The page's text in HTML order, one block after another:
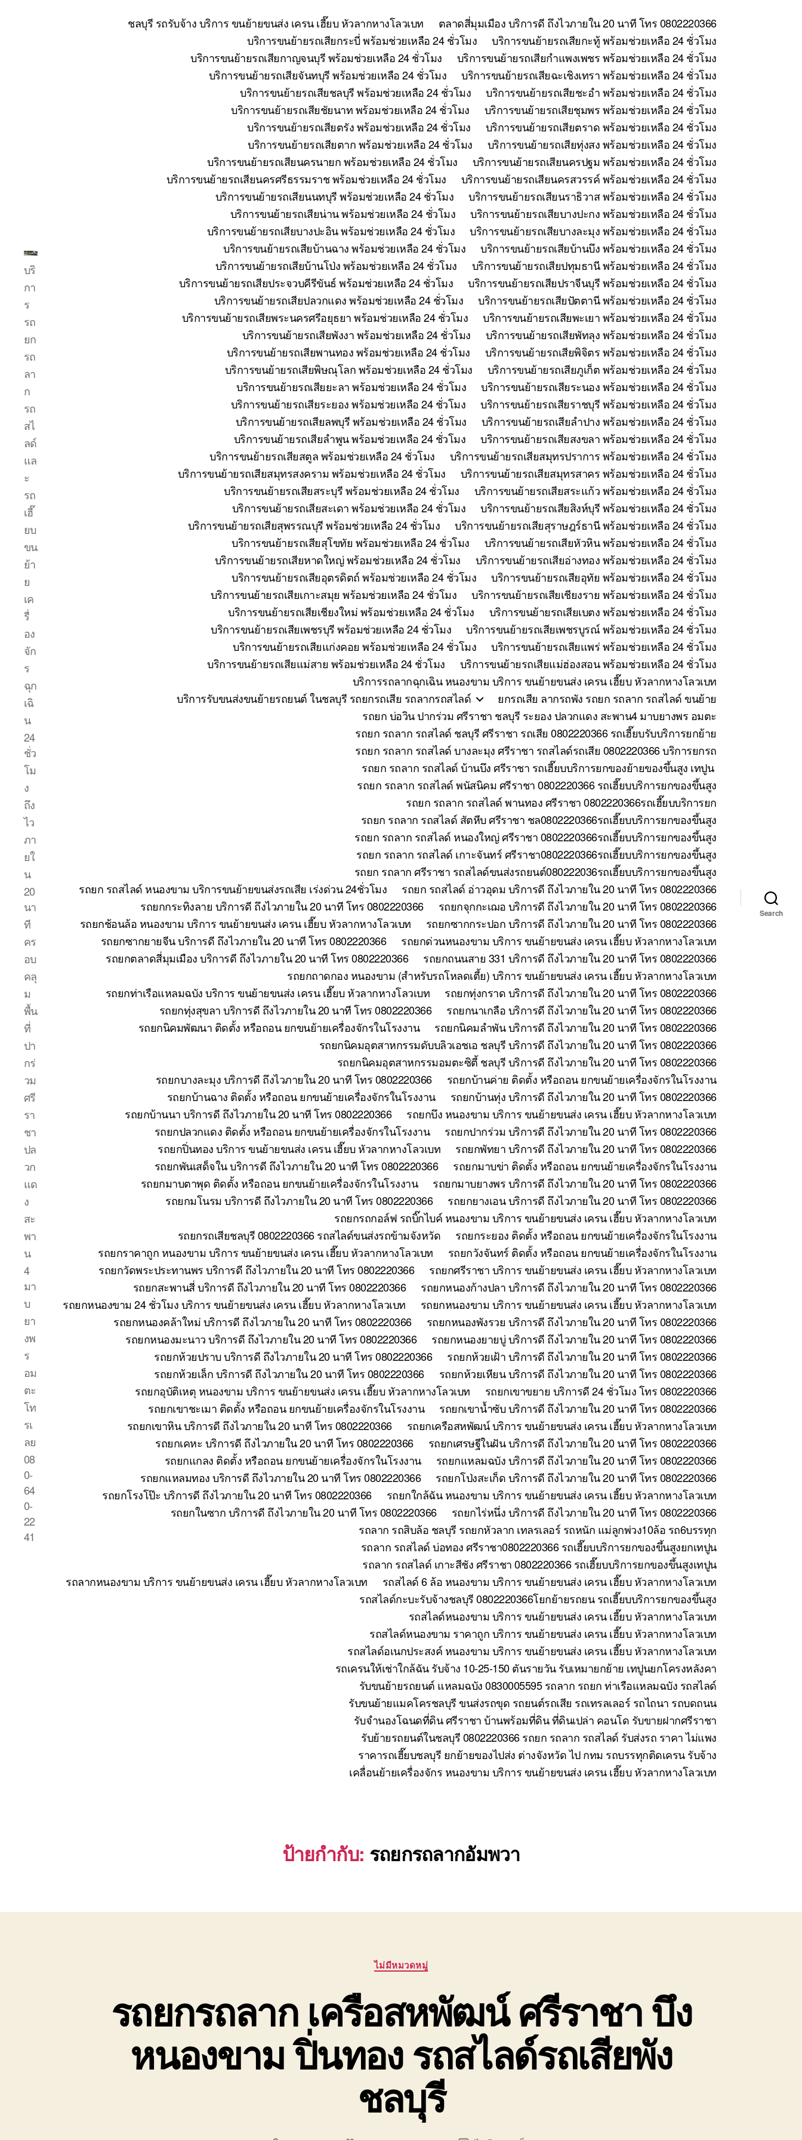
โต้ง
รถยก
บ่อ
วิน
ปาก
ร่วม
ศรีราชา
|
รถ
สไลด์
รถ
เฮี๊ยบ
24
ชม.
บริ
กา
ร
รถ
ยก
รถ
ลา
ก
รถ
สไ
ลด์
แล
ะ
รถ
เฮี๊
ยบ
ขน
ย้า
ย
เค
รื่
อง
จัก
ร
ฉุก
เฉิ
น
24
ชั่ว
โม
ง
ถึง
ไว
ภา
ยใ
น
20
นา
ที
คร
อบ
คลุ
ม
พื้น
ที่
ปา
กร่
วม
ศรี
รา
ชา
ปล
วก
แด
ง
สะ
พา
น
4
มา
บ
ยา
งพ
ร
อม
ตะ
โท
รเ
ลย
08
0-
64
0-
22
41
ชลบุรี รถรับจ้าง บริการ ขนย้ายขนส่ง เครน เฮี๊ยบ หัวลากหางโลวเบท
ตลาดสี่มุมเมือง บริการดี ถึงไวภายใน 20 นาที โทร 0802220366
บริการขนย้ายรถเสียกระบี่ พร้อมช่วยเหลือ 24 ชั่วโมง
บริการขนย้ายรถเสียกะทู้ พร้อมช่วยเหลือ 24 ชั่วโมง
บริการขนย้ายรถเสียกาญจนบุรี พร้อมช่วยเหลือ 24 ชั่วโมง
บริการขนย้ายรถเสียกำแพงเพชร พร้อมช่วยเหลือ 24 ชั่วโมง
บริการขนย้ายรถเสียจันทบุรี พร้อมช่วยเหลือ 24 ชั่วโมง
บริการขนย้ายรถเสียฉะเชิงเทรา พร้อมช่วยเหลือ 24 ชั่วโมง
บริการขนย้ายรถเสียชลบุรี พร้อมช่วยเหลือ 24 ชั่วโมง
บริการขนย้ายรถเสียชะอำ พร้อมช่วยเหลือ 24 ชั่วโมง
บริการขนย้ายรถเสียชัยนาท พร้อมช่วยเหลือ 24 ชั่วโมง
บริการขนย้ายรถเสียชุมพร พร้อมช่วยเหลือ 24 ชั่วโมง
บริการขนย้ายรถเสียตรัง พร้อมช่วยเหลือ 24 ชั่วโมง
บริการขนย้ายรถเสียตราด พร้อมช่วยเหลือ 24 ชั่วโมง
บริการขนย้ายรถเสียตาก พร้อมช่วยเหลือ 24 ชั่วโมง
บริการขนย้ายรถเสียทุ่งสง พร้อมช่วยเหลือ 24 ชั่วโมง
บริการขนย้ายรถเสียนครนายก พร้อมช่วยเหลือ 24 ชั่วโมง
บริการขนย้ายรถเสียนครปฐม พร้อมช่วยเหลือ 24 ชั่วโมง
บริการขนย้ายรถเสียนครศรีธรรมราช พร้อมช่วยเหลือ 24 ชั่วโมง
บริการขนย้ายรถเสียนครสวรรค์ พร้อมช่วยเหลือ 24 ชั่วโมง
บริการขนย้ายรถเสียนนทบุรี พร้อมช่วยเหลือ 24 ชั่วโมง
บริการขนย้ายรถเสียนราธิวาส พร้อมช่วยเหลือ 24 ชั่วโมง
บริการขนย้ายรถเสียน่าน พร้อมช่วยเหลือ 24 ชั่วโมง
บริการขนย้ายรถเสียบางปะกง พร้อมช่วยเหลือ 24 ชั่วโมง
บริการขนย้ายรถเสียบางปะอิน พร้อมช่วยเหลือ 24 ชั่วโมง
บริการขนย้ายรถเสียบางละมุง พร้อมช่วยเหลือ 24 ชั่วโมง
บริการขนย้ายรถเสียบ้านฉาง พร้อมช่วยเหลือ 24 ชั่วโมง
บริการขนย้ายรถเสียบ้านบึง พร้อมช่วยเหลือ 24 ชั่วโมง
บริการขนย้ายรถเสียบ้านโป่ง พร้อมช่วยเหลือ 24 ชั่วโมง
บริการขนย้ายรถเสียปทุมธานี พร้อมช่วยเหลือ 24 ชั่วโมง
บริการขนย้ายรถเสียประจวบคีรีขันธ์ พร้อมช่วยเหลือ 24 ชั่วโมง
บริการขนย้ายรถเสียปราจีนบุรี พร้อมช่วยเหลือ 24 ชั่วโมง
บริการขนย้ายรถเสียปลวกแดง พร้อมช่วยเหลือ 24 ชั่วโมง
บริการขนย้ายรถเสียปัตตานี พร้อมช่วยเหลือ 24 ชั่วโมง
บริการขนย้ายรถเสียพระนครศรีอยุธยา พร้อมช่วยเหลือ 24 ชั่วโมง
บริการขนย้ายรถเสียพะเยา พร้อมช่วยเหลือ 24 ชั่วโมง
บริการขนย้ายรถเสียพังงา พร้อมช่วยเหลือ 24 ชั่วโมง
บริการขนย้ายรถเสียพัทลุง พร้อมช่วยเหลือ 24 ชั่วโมง
บริการขนย้ายรถเสียพานทอง พร้อมช่วยเหลือ 24 ชั่วโมง
บริการขนย้ายรถเสียพิจิตร พร้อมช่วยเหลือ 24 ชั่วโมง
บริการขนย้ายรถเสียพิษณุโลก พร้อมช่วยเหลือ 24 ชั่วโมง
บริการขนย้ายรถเสียภูเก็ต พร้อมช่วยเหลือ 24 ชั่วโมง
บริการขนย้ายรถเสียยะลา พร้อมช่วยเหลือ 24 ชั่วโมง
บริการขนย้ายรถเสียระนอง พร้อมช่วยเหลือ 24 ชั่วโมง
บริการขนย้ายรถเสียระยอง พร้อมช่วยเหลือ 24 ชั่วโมง
บริการขนย้ายรถเสียราชบุรี พร้อมช่วยเหลือ 24 ชั่วโมง
บริการขนย้ายรถเสียลพบุรี พร้อมช่วยเหลือ 24 ชั่วโมง
บริการขนย้ายรถเสียลำปาง พร้อมช่วยเหลือ 24 ชั่วโมง
บริการขนย้ายรถเสียลำพูน พร้อมช่วยเหลือ 24 ชั่วโมง
บริการขนย้ายรถเสียสงขลา พร้อมช่วยเหลือ 24 ชั่วโมง
บริการขนย้ายรถเสียสตูล พร้อมช่วยเหลือ 24 ชั่วโมง
บริการขนย้ายรถเสียสมุทรปราการ พร้อมช่วยเหลือ 24 ชั่วโมง
บริการขนย้ายรถเสียสมุทรสงคราม พร้อมช่วยเหลือ 24 ชั่วโมง
บริการขนย้ายรถเสียสมุทรสาคร พร้อมช่วยเหลือ 24 ชั่วโมง
บริการขนย้ายรถเสียสระบุรี พร้อมช่วยเหลือ 24 ชั่วโมง
บริการขนย้ายรถเสียสระแก้ว พร้อมช่วยเหลือ 24 ชั่วโมง
บริการขนย้ายรถเสียสะเดา พร้อมช่วยเหลือ 24 ชั่วโมง
บริการขนย้ายรถเสียสิงห์บุรี พร้อมช่วยเหลือ 24 ชั่วโมง
บริการขนย้ายรถเสียสุพรรณบุรี พร้อมช่วยเหลือ 24 ชั่วโมง
บริการขนย้ายรถเสียสุราษฎร์ธานี พร้อมช่วยเหลือ 24 ชั่วโมง
บริการขนย้ายรถเสียสุโขทัย พร้อมช่วยเหลือ 24 ชั่วโมง
บริการขนย้ายรถเสียหัวหิน พร้อมช่วยเหลือ 24 ชั่วโมง
บริการขนย้ายรถเสียหาดใหญ่ พร้อมช่วยเหลือ 24 ชั่วโมง
บริการขนย้ายรถเสียอ่างทอง พร้อมช่วยเหลือ 24 ชั่วโมง
บริการขนย้ายรถเสียอุตรดิตถ์ พร้อมช่วยเหลือ 24 ชั่วโมง
บริการขนย้ายรถเสียอุทัย พร้อมช่วยเหลือ 24 ชั่วโมง
บริการขนย้ายรถเสียเกาะสมุย พร้อมช่วยเหลือ 24 ชั่วโมง
บริการขนย้ายรถเสียเชียงราย พร้อมช่วยเหลือ 24 ชั่วโมง
บริการขนย้ายรถเสียเชียงใหม่ พร้อมช่วยเหลือ 24 ชั่วโมง
บริการขนย้ายรถเสียเบตง พร้อมช่วยเหลือ 24 ชั่วโมง
บริการขนย้ายรถเสียเพชรบุรี พร้อมช่วยเหลือ 24 ชั่วโมง
บริการขนย้ายรถเสียเพชรบูรณ์ พร้อมช่วยเหลือ 24 ชั่วโมง
บริการขนย้ายรถเสียแก่งคอย พร้อมช่วยเหลือ 24 ชั่วโมง
บริการขนย้ายรถเสียแพร่ พร้อมช่วยเหลือ 24 ชั่วโมง
บริการขนย้ายรถเสียแม่สาย พร้อมช่วยเหลือ 24 ชั่วโมง
บริการขนย้ายรถเสียแม่ฮ่องสอน พร้อมช่วยเหลือ 24 ชั่วโมง
บริการรถลากฉุกเฉิน หนองขาม บริการ ขนย้ายขนส่ง เครน เฮี๊ยบ หัวลากหางโลวเบท
บริการรับขนส่งขนย้ายรถยนต์ ในชลบุรี รถยกรถเสีย รถลากรถสไลด์
ยกรถเสีย ลากรถพัง รถยก รถลาก รถสไลด์ ขนย้าย
รถยก บ่อวิน ปากร่วม ศรีราชา ชลบุรี ระยอง ปลวกแดง สะพาน4 มาบยางพร อมตะ
รถยก รถลาก รถสไลด์ ชลบุรี ศรีราชา รถเสีย 0802220366 รถเฮี๊ยบรับบริการยกย้าย
รถยก รถลาก รถสไลด์ บางละมุง ศรีราชา รถสไลด์รถเสีย 0802220366 บริการยกรถ
รถยก รถลาก รถสไลด์ บ้านบึง ศรีราชา รถเฮี๊ยบบริการยกของย้ายของขึ้นสูง เทปูน
รถยก รถลาก รถสไลด์ พนัสนิคม ศรีราชา 0802220366 รถเฮี๊ยบบริการยกของขึ้นสูง
รถยก รถลาก รถสไลด์ พานทอง ศรีราชา 0802220366รถเฮี๊ยบบริการยก
รถยก รถลาก รถสไลด์ สัตหีบ ศรีราชา ชล0802220366รถเฮี๊ยบบริการยกของขึ้นสูง
รถยก รถลาก รถสไลด์ หนองใหญ่ ศรีราชา 0802220366รถเฮี๊ยบบริการยกของขึ้นสูง
รถยก รถลาก รถสไลด์ เกาะจันทร์ ศรีราชา0802220366รถเฮี๊ยบบริการยกของขึ้นสูง
รถยก รถลาก ศรีราชา รถสไลด์ขนส่งรถยนต์080222036รถเฮี๊ยบบริการยกของขึ้นสูง
รถยก รถสไลด์ หนองขาม บริการขนย้ายขนส่งรถเสีย เร่งด่วน 24ชั่วโมง
รถยก รถสไลด์ อ่าวอุดม บริการดี ถึงไวภายใน 20 นาที โทร 0802220366
รถยกกระทิงลาย บริการดี ถึงไวภายใน 20 นาที โทร 0802220366
รถยกจุกกะเฌอ บริการดี ถึงไวภายใน 20 นาที โทร 0802220366
รถยกช้อนล้อ หนองขาม บริการ ขนย้ายขนส่ง เครน เฮี๊ยบ หัวลากหางโลวเบท
รถยกซากกระปอก บริการดี ถึงไวภายใน 20 นาที โทร 0802220366
รถยกซากยายจีน บริการดี ถึงไวภายใน 20 นาที โทร 0802220366
รถยกด่วนหนองขาม บริการ ขนย้ายขนส่ง เครน เฮี๊ยบ หัวลากหางโลวเบท
รถยกตลาดสี่มุมเมือง บริการดี ถึงไวภายใน 20 นาที โทร 0802220366
รถยกถนนสาย 331 บริการดี ถึงไวภายใน 20 นาที โทร 0802220366
รถยกถาดกอง หนองขาม (สำหรับรถโหลดเตี้ย) บริการ ขนย้ายขนส่ง เครน เฮี๊ยบ หัวลากหางโลวเบท
รถยกท่าเรือแหลมฉบัง บริการ ขนย้ายขนส่ง เครน เฮี๊ยบ หัวลากหางโลวเบท
รถยกทุ่งกราด บริการดี ถึงไวภายใน 20 นาที โทร 0802220366
รถยกทุ่งสุขลา บริการดี ถึงไวภายใน 20 นาที โทร 0802220366
รถยกนาเกลือ บริการดี ถึงไวภายใน 20 นาที โทร 0802220366
รถยกนิคมพัฒนา ติดตั้ง หรือถอน ยกขนย้ายเครื่องจักรในโรงงาน
รถยกนิคมลำพัน บริการดี ถึงไวภายใน 20 นาที โทร 0802220366
รถยกนิคมอุตสาหกรรมดับบลิวเอชเอ ชลบุรี บริการดี ถึงไวภายใน 20 นาที โทร 0802220366
รถยกนิคมอุตสาหกรรมอมตะซิตี้ ชลบุรี บริการดี ถึงไวภายใน 20 นาที โทร 0802220366
รถยกบางละมุง บริการดี ถึงไวภายใน 20 นาที โทร 0802220366
รถยกบ้านค่าย ติดตั้ง หรือถอน ยกขนย้ายเครื่องจักรในโรงงาน
รถยกบ้านฉาง ติดตั้ง หรือถอน ยกขนย้ายเครื่องจักรในโรงงาน
รถยกบ้านทุ่ง บริการดี ถึงไวภายใน 20 นาที โทร 0802220366
รถยกบ้านนา บริการดี ถึงไวภายใน 20 นาที โทร 0802220366
รถยกบึง หนองขาม บริการ ขนย้ายขนส่ง เครน เฮี๊ยบ หัวลากหางโลวเบท
รถยกปลวกแดง ติดตั้ง หรือถอน ยกขนย้ายเครื่องจักรในโรงงาน
รถยกปากร่วม บริการดี ถึงไวภายใน 20 นาที โทร 0802220366
รถยกปิ่นทอง บริการ ขนย้ายขนส่ง เครน เฮี๊ยบ หัวลากหางโลวเบท
รถยกพัทยา บริการดี ถึงไวภายใน 20 นาที โทร 0802220366
รถยกพันเสด็จใน บริการดี ถึงไวภายใน 20 นาที โทร 0802220366
รถยกมาบข่า ติดตั้ง หรือถอน ยกขนย้ายเครื่องจักรในโรงงาน
รถยกมาบตาพุด ติดตั้ง หรือถอน ยกขนย้ายเครื่องจักรในโรงงาน
รถยกมาบยางพร บริการดี ถึงไวภายใน 20 นาที โทร 0802220366
รถยกมโนรม บริการดี ถึงไวภายใน 20 นาที โทร 0802220366
รถยกยางเอน บริการดี ถึงไวภายใน 20 นาที โทร 0802220366
รถยกรถกอล์ฟ รถบิ๊กไบค์ หนองขาม บริการ ขนย้ายขนส่ง เครน เฮี๊ยบ หัวลากหางโลวเบท
รถยกรถเสียชลบุรี 0802220366 รถสไลด์ขนส่งรถข้ามจังหวัด
รถยกระยอง ติดตั้ง หรือถอน ยกขนย้ายเครื่องจักรในโรงงาน
รถยกราคาถูก หนองขาม บริการ ขนย้ายขนส่ง เครน เฮี๊ยบ หัวลากหางโลวเบท
รถยกวังจันทร์ ติดตั้ง หรือถอน ยกขนย้ายเครื่องจักรในโรงงาน
รถยกวัดพระประทานพร บริการดี ถึงไวภายใน 20 นาที โทร 0802220366
รถยกศรีราชา บริการ ขนย้ายขนส่ง เครน เฮี๊ยบ หัวลากหางโลวเบท
รถยกสะพานสี่ บริการดี ถึงไวภายใน 20 นาที โทร 0802220366
รถยกหนองก้างปลา บริการดี ถึงไวภายใน 20 นาที โทร 0802220366
รถยกหนองขาม 24 ชั่วโมง บริการ ขนย้ายขนส่ง เครน เฮี๊ยบ หัวลากหางโลวเบท
รถยกหนองขาม บริการ ขนย้ายขนส่ง เครน เฮี๊ยบ หัวลากหางโลวเบท
รถยกหนองคล้าใหม่ บริการดี ถึงไวภายใน 20 นาที โทร 0802220366
รถยกหนองพังรวย บริการดี ถึงไวภายใน 20 นาที โทร 0802220366
รถยกหนองมะนาว บริการดี ถึงไวภายใน 20 นาที โทร 0802220366
รถยกหนองยายบู่ บริการดี ถึงไวภายใน 20 นาที โทร 0802220366
รถยกห้วยปราบ บริการดี ถึงไวภายใน 20 นาที โทร 0802220366
รถยกห้วยเฝ้า บริการดี ถึงไวภายใน 20 นาที โทร 0802220366
รถยกห้วยเล็ก บริการดี ถึงไวภายใน 20 นาที โทร 0802220366
รถยกห้วยเหียน บริการดี ถึงไวภายใน 20 นาที โทร 0802220366
รถยกอุบัติเหตุ หนองขาม บริการ ขนย้ายขนส่ง เครน เฮี๊ยบ หัวลากหางโลวเบท
รถยกเขาขยาย บริการดี 24 ชั่วโมง โทร 0802220366
รถยกเขาชะเมา ติดตั้ง หรือถอน ยกขนย้ายเครื่องจักรในโรงงาน
รถยกเขาน้ำซับ บริการดี ถึงไวภายใน 20 นาที โทร 0802220366
รถยกเขาหิน บริการดี ถึงไวภายใน 20 นาที โทร 0802220366
รถยกเครือสหพัฒน์ บริการ ขนย้ายขนส่ง เครน เฮี๊ยบ หัวลากหางโลวเบท
รถยกเคหะ บริการดี ถึงไวภายใน 20 นาที โทร 0802220366
รถยกเศรษฐีในฝัน บริการดี ถึงไวภายใน 20 นาที โทร 0802220366
รถยกแกลง ติดตั้ง หรือถอน ยกขนย้ายเครื่องจักรในโรงงาน
รถยกแหลมฉบัง บริการดี ถึงไวภายใน 20 นาที โทร 0802220366
รถยกแหลมทอง บริการดี ถึงไวภายใน 20 นาที โทร 0802220366
รถยกโป่งสะเก็ด บริการดี ถึงไวภายใน 20 นาที โทร 0802220366
รถยกโรงโป๊ะ บริการดี ถึงไวภายใน 20 นาที โทร 0802220366
รถยกใกล้ฉัน หนองขาม บริการ ขนย้ายขนส่ง เครน เฮี๊ยบ หัวลากหางโลวเบท
รถยกในซาก บริการดี ถึงไวภายใน 20 นาที โทร 0802220366
รถยกไร่หนึ่ง บริการดี ถึงไวภายใน 20 นาที โทร 0802220366
รถลาก รถสิบล้อ ชลบุรี รถยกหัวลาก เทลรเลอร์ รถหนัก แม่ลูกพ่วง10ล้อ รถ6บรรทุก
รถลาก รถสไลด์ บ่อทอง ศรีราชา0802220366 รถเฮี๊ยบบริการยกของขึ้นสูงยกเทปูน
รถลาก รถสไลด์ เกาะสีชัง ศรีราชา 0802220366 รถเฮี๊ยบบริการยกของขึ้นสูงเทปูน
รถลากหนองขาม บริการ ขนย้ายขนส่ง เครน เฮี๊ยบ หัวลากหางโลวเบท
รถสไลด์ 6 ล้อ หนองขาม บริการ ขนย้ายขนส่ง เครน เฮี๊ยบ หัวลากหางโลวเบท
รถสไลด์กะบะรับจ้างชลบุรี 0802220366โยกย้ายรถยน รถเฮี๊ยบบริการยกของขึ้นสูง
รถสไลด์หนองขาม บริการ ขนย้ายขนส่ง เครน เฮี๊ยบ หัวลากหางโลวเบท
รถสไลด์หนองขาม ราคาถูก บริการ ขนย้ายขนส่ง เครน เฮี๊ยบ หัวลากหางโลวเบท
รถสไลด์อเนกประสงค์ หนองขาม บริการ ขนย้ายขนส่ง เครน เฮี๊ยบ หัวลากหางโลวเบท
รถเครนให้เช่าใกล้ฉัน รับจ้าง 10-25-150 ตันรายวัน รับเหมายกย้าย เทปูนยกโครงหลังคา
รับขนย้ายรถยนต์ แหลมฉบัง 0830005595 รถลาก รถยก ท่าเรือแหลมฉบัง รถสไลด์
รับขนย้ายแมคโครชลบุรี ขนส่งรถขุด รถยนต์รถเสีย รถเทรลเลอร์ รถไถนา รถบดถนน
รับจำนองโฉนดที่ดิน ศรีราชา บ้านพร้อมที่ดิน ที่ดินเปล่า คอนโด รับขายฝากศรีราชา
รับย้ายรถยนต์ในชลบุรี 0802220366 รถยก รถลาก รถสไลด์ รับส่งรถ ราคา ไม่แพง
ราคารถเฮี๊ยบชลบุรี ยกย้ายของไปส่ง ต่างจังหวัด ไป กทม รถบรรทุกติดเครน รับจ้าง
เคลื่อนย้ายเครื่องจักร หนองขาม บริการ ขนย้ายขนส่ง เครน เฮี๊ยบ หัวลากหางโลวเบท
Search
ป้ายกำกับ: รถยกรถลากอัมพวา
Categories
ไม่มีหมวดหมู่
รถยกรถลาก เครือสหพัฒน์ ศรีราชา บึง
หนองขาม ปิ่นทอง รถสไลด์รถเสียพัง
ชลบุรี